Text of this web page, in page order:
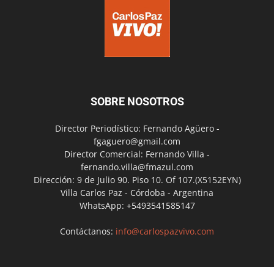
SOBRE NOSOTROS
Director Periodístico: Fernando Agüero -
fgaguero@gmail.com
Director Comercial: Fernando Villa -
fernando.villa@fmazul.com
Dirección: 9 de Julio 90. Piso 10. Of 107.(X5152EYN)
Villa Carlos Paz - Córdoba - Argentina
WhatsApp: +5493541585147
Contáctanos: info@carlospazvivo.com